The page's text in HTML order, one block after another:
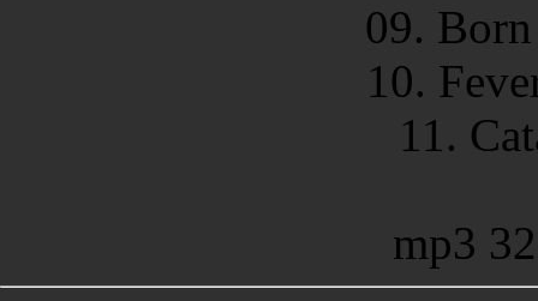
09.
10.
11.
mp3